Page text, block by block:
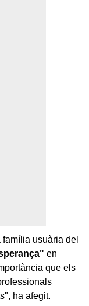
usuària del
en
que els
ha afegit.